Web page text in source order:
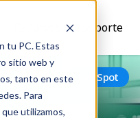
tu PC. Estas
sitio web y
tanto en este
Para
utilizamos,
Soporte
HubSpot